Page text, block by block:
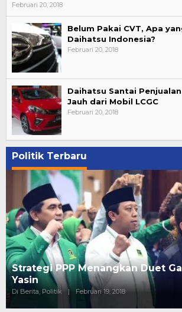
Februari 20, 2018
Belum Pakai CVT, Apa
Daihatsu Indonesia?
Februari 20, 2018
Daihatsu Santai
Jauh dari Mobil LCGC
Februari 20, 2018
Politik Terbaru
Strategi PPP Menangkan Duet
Yasin
Di Berita, Politik | Februari 19, 2018